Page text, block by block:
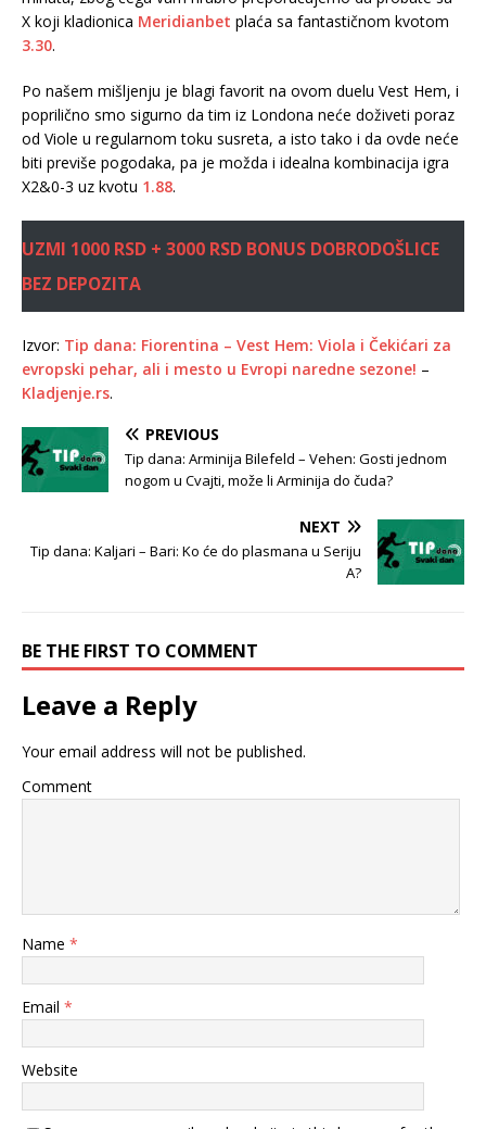
X koji kladionica Meridianbet plaća sa fantastičnom kvotom
3.30.
Po našem mišljenju je blagi favorit na ovom duelu Vest Hem, i
poprilično smo sigurno da tim iz Londona neće doživeti poraz
od Viole u regularnom toku susreta, a isto tako i da ovde neće
biti previše pogodaka, pa je možda i idealna kombinacija igra
X2&0-3 uz kvotu 1.88.
UZMI 1000 RSD + 3000 RSD BONUS DOBRODOŠLICE
BEZ DEPOZITA
Izvor: Tip dana: Fiorentina – Vest Hem: Viola i Čekićari za
evropski pehar, ali i mesto u Evropi naredne sezone! –
Kladjenje.rs.
PREVIOUS
Tip dana: Arminija Bilefeld – Vehen: Gosti jednom
nogom u Cvajti, može li Arminija do čuda?
NEXT
Tip dana: Kaljari – Bari: Ko će do plasmana u Seriju
A?
BE THE FIRST TO COMMENT
Leave a Reply
Your email address will not be published.
Comment
Name *
Email *
Website